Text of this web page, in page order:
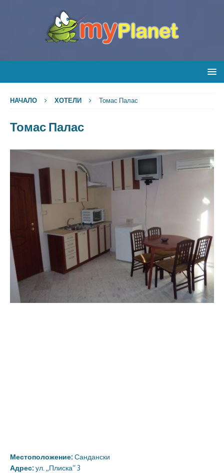
НАЧАЛО ХОТЕЛИ Томас Палас
Томас Палас
Местоположение: Сандански
Адрес: ул. „Плиска“ 3